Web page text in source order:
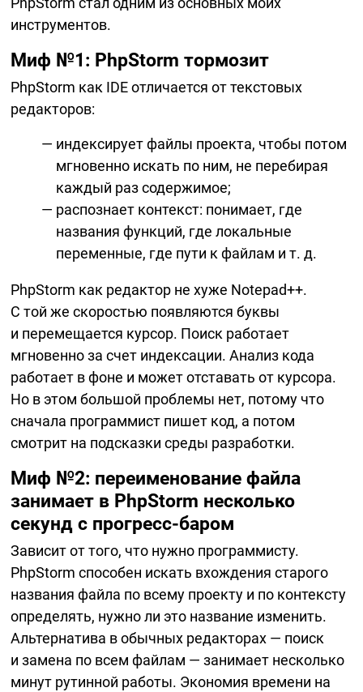
инструментов.
Миф №1: PhpStorm тормозит
PhpStorm как IDE отличается от текстовых
редакторов:
индексирует файлы проекта, чтобы потом
мгновенно искать по ним, не перебирая
каждый раз содержимое;
распознает контекст: понимает, где
названия функций, где локальные
переменные, где пути к файлам и т. д.
PhpStorm как редактор не хуже Notepad++.
С той же скоростью появляются буквы
и перемещается курсор. Поиск работает
мгновенно за счет индексации. Анализ кода
работает в фоне и может отставать от курсора.
Но в этом большой проблемы нет, потому что
сначала программист пишет код, а потом
смотрит на подсказки среды разработки.
Миф №2: переименование файла
занимает в PhpStorm несколько
секунд с прогресс-баром
Зависит от того, что нужно программисту.
PhpStorm способен искать вхождения старого
названия файла по всему проекту и по контексту
определять, нужно ли это название изменить.
Альтернатива в обычных редакторах — поиск
и замена по всем файлам — занимает несколько
минут рутинной работы. Экономия времени на